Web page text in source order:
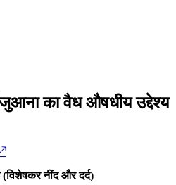
का वैध औषधीय उद्देश्य
नींद और दर्द)